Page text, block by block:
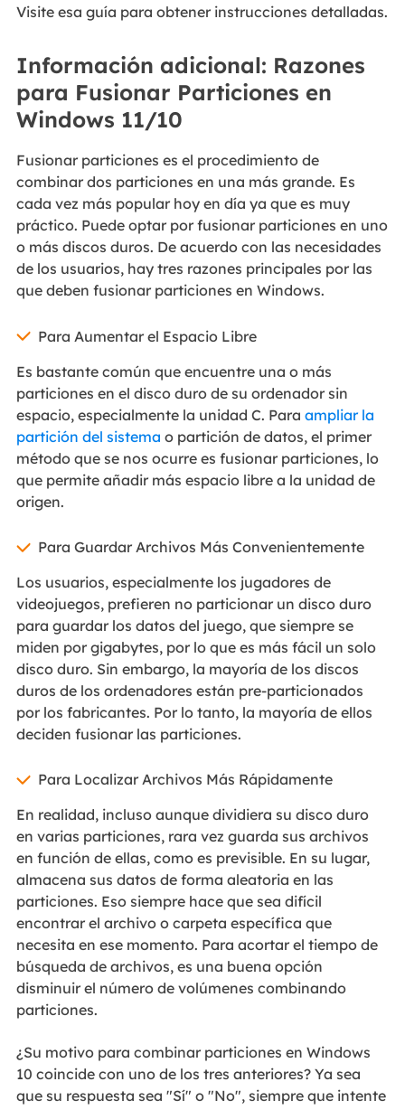
Visite esa guía para obtener instrucciones detalladas.
Información adicional: Razones
para Fusionar Particiones en
Windows 11/10
Fusionar particiones es el procedimiento de
combinar dos particiones en una más grande. Es
cada vez más popular hoy en día ya que es muy
práctico. Puede optar por fusionar particiones en uno
o más discos duros. De acuerdo con las necesidades
de los usuarios, hay tres razones principales por las
que deben fusionar particiones en Windows.
Para Aumentar el Espacio Libre
Es bastante común que encuentre una o más
particiones en el disco duro de su ordenador sin
espacio, especialmente la unidad C. Para ampliar la
partición del sistema o partición de datos, el primer
método que se nos ocurre es fusionar particiones, lo
que permite añadir más espacio libre a la unidad de
origen.
Para Guardar Archivos Más Convenientemente
Los usuarios, especialmente los jugadores de
videojuegos, prefieren no particionar un disco duro
para guardar los datos del juego, que siempre se
miden por gigabytes, por lo que es más fácil un solo
disco duro. Sin embargo, la mayoría de los discos
duros de los ordenadores están pre-particionados
por los fabricantes. Por lo tanto, la mayoría de ellos
deciden fusionar las particiones.
Para Localizar Archivos Más Rápidamente
En realidad, incluso aunque dividiera su disco duro
en varias particiones, rara vez guarda sus archivos
en función de ellas, como es previsible. En su lugar,
almacena sus datos de forma aleatoria en las
particiones. Eso siempre hace que sea difícil
encontrar el archivo o carpeta específica que
necesita en ese momento. Para acortar el tiempo de
búsqueda de archivos, es una buena opción
disminuir el número de volúmenes combinando
particiones.
¿Su motivo para combinar particiones en Windows
10 coincide con uno de los tres anteriores? Ya sea
que su respuesta sea "Sí" o "No", siempre que intente